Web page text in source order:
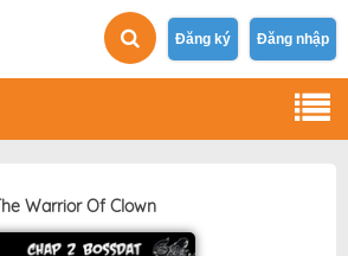
Đăng ký Đăng nhập
Warrior Of Clown